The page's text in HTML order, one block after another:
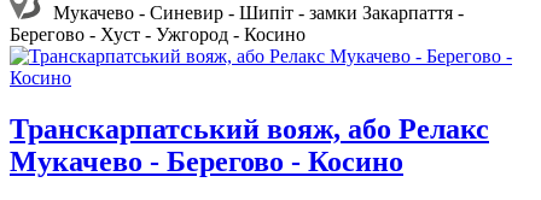
Мукачево - Синевир - Шипіт - замки Закарпаття -
Берегово - Хуст - Ужгород - Косино
Транскарпатський вояж, або Релакс
Мукачево - Берегово - Косино